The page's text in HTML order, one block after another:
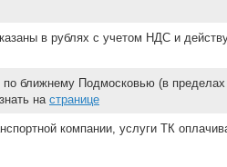
в рублях с учетом НДС и
ближнему Подмосковью (в пределах
на странице
компании, услуги ТК